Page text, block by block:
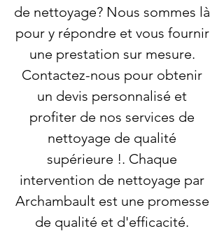
de nettoyage? Nous sommes là
pour y répondre et vous fournir
une prestation sur mesure.
Contactez-nous pour obtenir
un devis personnalisé et
profiter de nos services de
nettoyage de qualité
supérieure !. Chaque
intervention de nettoyage par
Archambault est une promesse
de qualité et d'efficacité.